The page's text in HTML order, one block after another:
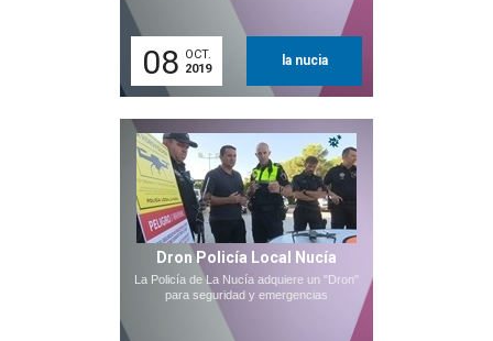
08 OCT.
2019
la nucia
Dron Policía Local Nucía
La Policía de La Nucía adquiere un "Dron"
para seguridad y emergencias